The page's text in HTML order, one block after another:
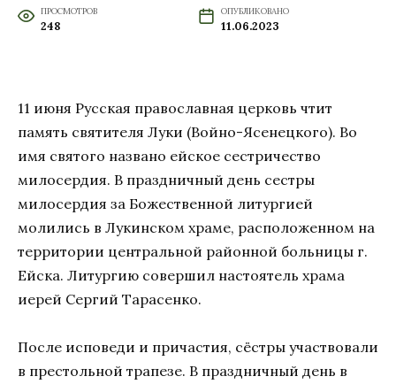
ПРОСМОТРОВ
248
ОПУБЛИКОВАНО
11.06.2023
11 июня Русская православная церковь чтит
память святителя Луки (Войно-Ясенецкого). Во
имя святого названо ейское сестричество
милосердия. В праздничный день сестры
милосердия за Божественной литургией
молились в Лукинском храме, расположенном на
территории центральной районной больницы г.
Ейска. Литургию совершил настоятель храма
иерей Сергий Тарасенко.
После исповеди и причастия, сёстры участвовали
в престольной трапезе. В праздничный день в